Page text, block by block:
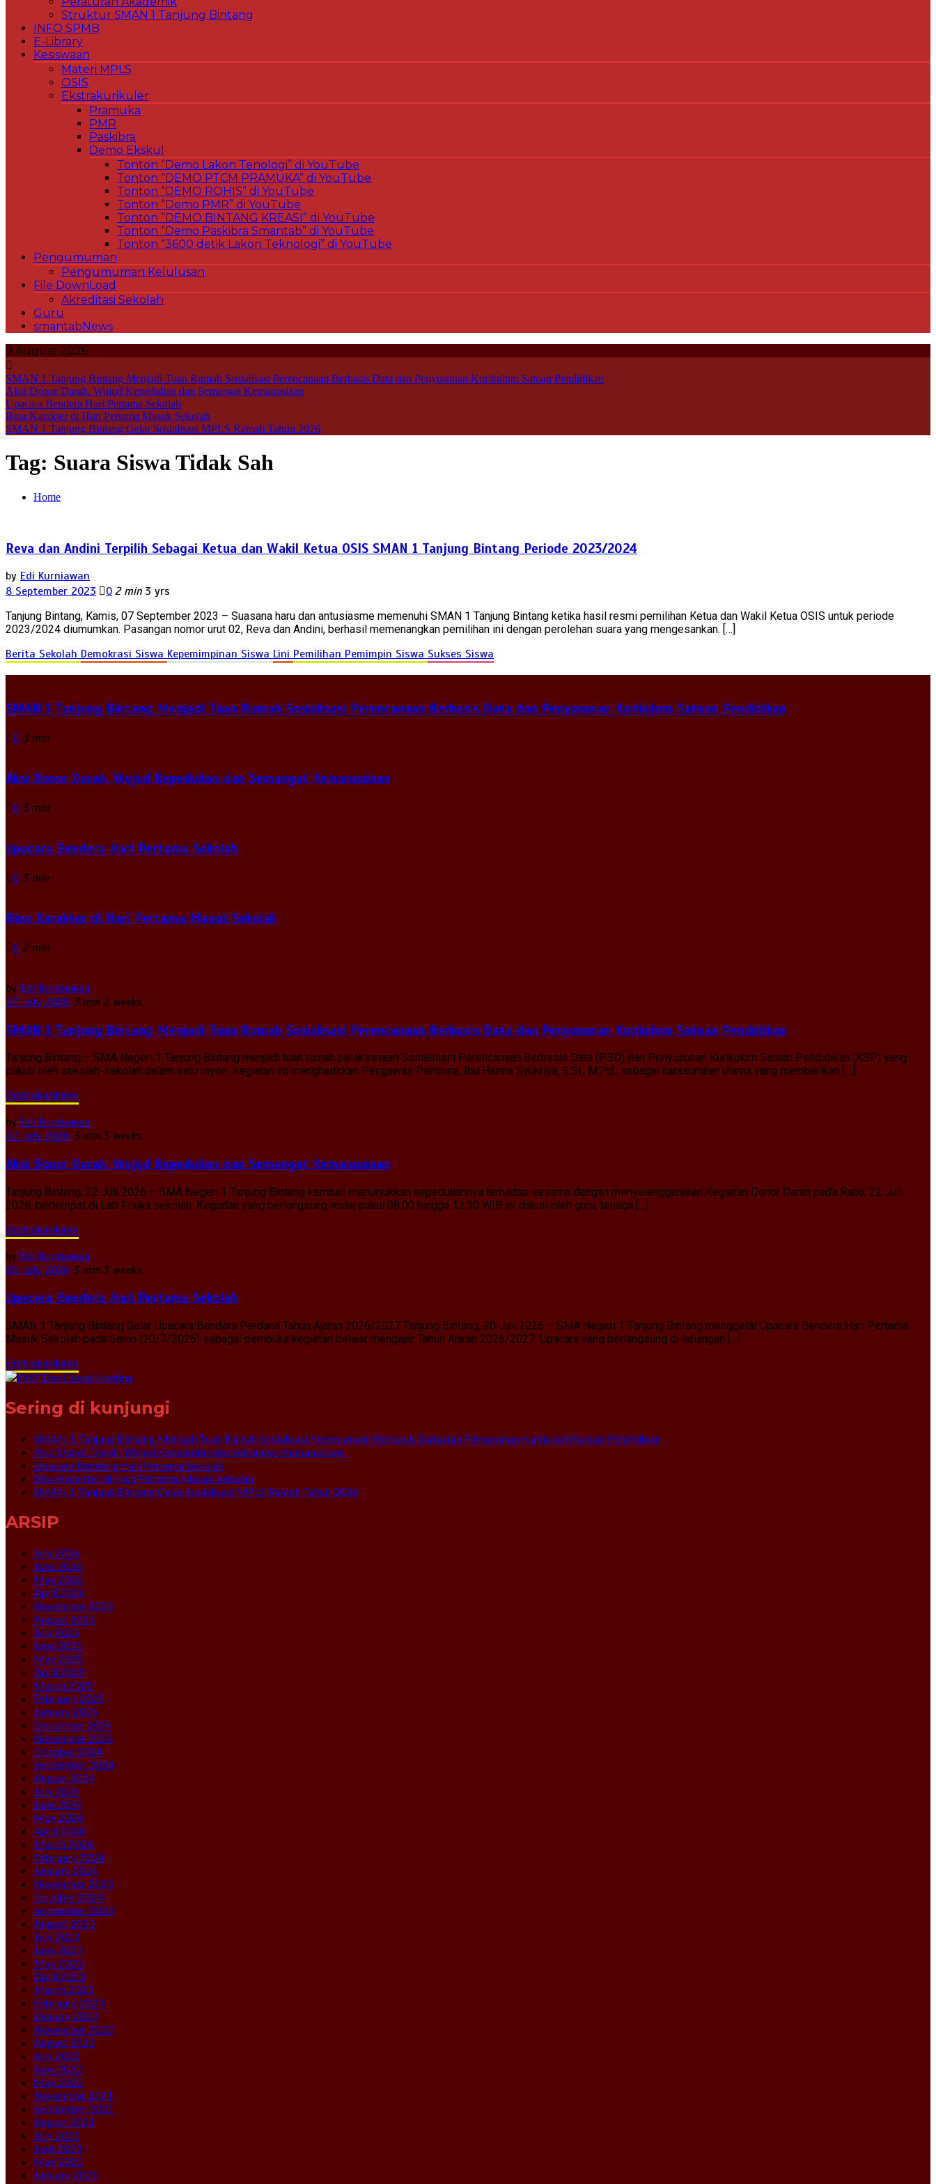
Struktur SMAN 1 Tanjung Bintang
INFO SPMB
E-Library
Kesiswaan
Materi MPLS
OSIS
Ekstrakurikuler
Pramuka
PMR
Paskibra
Demo Ekskul
Tonton “Demo Lakon Tenologi” di YouTube
Tonton “DEMO PTCM PRAMUKA” di YouTube
Tonton “DEMO ROHIS” di YouTube
Tonton “Demo PMR” di YouTube
Tonton “DEMO BINTANG KREASI” di YouTube
Tonton “Demo Paskibra Smantab” di YouTube
Tonton “3600 detik Lakon Teknologi” di YouTube
Pengumuman
Pengumuman Kelulusan
File DownLoad
Akreditasi Sekolah
Guru
smantabNews
9 August 2026
SMAN 1 Tanjung Bintang Menjadi Tuan Rumah Sosialisasi Perencanaan Berbasis Data dan Penyusunan Kurikulum Satuan Pendidikan
Aksi Donor Darah, Wujud Kepedulian dan Semangat Kemanusiaan
Upacara Bendera Hari Pertama Sekolah
Bina Karakter di Hari Pertama Masuk Sekolah
SMAN 1 Tanjung Bintang Gelar Sosialisasi MPLS Ramah Tahun 2026
Tag: Suara Siswa Tidak Sah
Home
Reva dan Andini Terpilih Sebagai Ketua dan Wakil Ketua OSIS SMAN 1 Tanjung Bintang Periode 2023/2024
by Edi Kurniawan
8 September 2023
0 2 min 3 yrs
Tanjung Bintang, Kamis, 07 September 2023 – Suasana haru dan antusiasme memenuhi SMAN 1 Tanjung Bintang ketika hasil resmi pemilihan Ketua dan Wakil Ketua OSIS untuk periode
2023/2024 diumumkan. Pasangan nomor urut 02, Reva dan Andini, berhasil memenangkan pemilihan ini dengan perolehan suara yang mengesankan. […]
Berita Sekolah Demokrasi Siswa Kepemimpinan Siswa Lini Pemilihan Pemimpin Siswa Sukses Siswa
SMAN 1 Tanjung Bintang Menjadi Tuan Rumah Sosialisasi Perencanaan Berbasis Data dan Penyusunan Kurikulum Satuan Pendidikan
0 3 min
Aksi Donor Darah, Wujud Kepedulian dan Semangat Kemanusiaan
0 3 min
Upacara Bendera Hari Pertama Sekolah
0 3 min
Bina Karakter di Hari Pertama Masuk Sekolah
0 2 min
by Edi Kurniawan
23 July 2026 3 min 2 weeks
SMAN 1 Tanjung Bintang Menjadi Tuan Rumah Sosialisasi Perencanaan Berbasis Data dan Penyusunan Kurikulum Satuan Pendidikan
Tanjung Bintang – SMA Negeri 1 Tanjung Bintang menjadi tuan rumah pelaksanaan Sosialisasi Perencanaan Berbasis Data (PBD) dan Penyusunan Kurikulum Satuan Pendidikan (KSP) yang
diikuti oleh sekolah-sekolah dalam satu rayon. Kegiatan ini menghadirkan Pengawas Pembina, Ibu Hatma Syukriya, S.Si., M.Pd., sebagai narasumber utama yang memberikan […]
Ekstrakurikuler
by Edi Kurniawan
22 July 2026 3 min 3 weeks
Aksi Donor Darah, Wujud Kepedulian dan Semangat Kemanusiaan
Tanjung Bintang, 22 Juli 2026 – SMA Negeri 1 Tanjung Bintang kembali menunjukkan kepeduliannya terhadap sesama dengan menyelenggarakan Kegiatan Donor Darah pada Rabu, 22 Juli
2026, bertempat di Lab Fisika sekolah. Kegiatan yang berlangsung mulai pukul 08.00 hingga 12.30 WIB ini diikuti oleh guru, tenaga […]
Ekstrakurikuler
by Edi Kurniawan
20 July 2026 3 min 3 weeks
Upacara Bendera Hari Pertama Sekolah
SMAN 1 Tanjung Bintang Gelar Upacara Bendera Perdana Tahun Ajaran 2026/2027 Tanjung Bintang, 20 Juli 2026 – SMA Negeri 1 Tanjung Bintang menggelar Upacara Bendera Hari Pertama
Masuk Sekolah pada Senin (20/7/2026) sebagai pembuka kegiatan belajar mengajar Tahun Ajaran 2026/2027. Upacara yang berlangsung di lapangan […]
Ekstrakurikuler
Sering di kunjungi
SMAN 1 Tanjung Bintang Menjadi Tuan Rumah Sosialisasi Perencanaan Berbasis Data dan Penyusunan Kurikulum Satuan Pendidikan
Aksi Donor Darah, Wujud Kepedulian dan Semangat Kemanusiaan
Upacara Bendera Hari Pertama Sekolah
Bina Karakter di Hari Pertama Masuk Sekolah
SMAN 1 Tanjung Bintang Gelar Sosialisasi MPLS Ramah Tahun 2026
ARSIP
July 2026
June 2026
May 2026
April 2026
November 2025
August 2025
July 2025
June 2025
May 2025
April 2025
March 2025
February 2025
January 2025
December 2024
November 2024
October 2024
September 2024
August 2024
July 2024
June 2024
May 2024
April 2024
March 2024
February 2024
January 2024
November 2023
October 2023
September 2023
August 2023
July 2023
June 2023
May 2023
April 2023
March 2023
February 2023
January 2023
November 2022
August 2022
July 2022
June 2022
May 2022
November 2021
September 2021
August 2021
July 2021
June 2021
May 2021
January 2021